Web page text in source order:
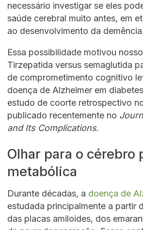
necessário investigar se eles
saúde cerebral muito antes, em
ao desenvolvimento da demência.
Essa possibilidade motivou
Tirzepatida versus semaglutida
de comprometimento cognitivo
doença de Alzheimer em
estudo de coorte retrospectivo
publicado recentemente no
and Its Complications.
Olhar para o cérebro
metabólica
Durante décadas, a doença de
estudada principalmente a partir
das placas amiloides, dos